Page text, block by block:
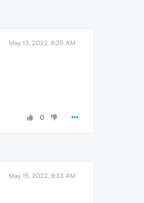
May 13, 2022, 6:35 AM
0
May 15, 2022, 9:33 AM